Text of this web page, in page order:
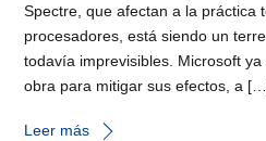
Spectre, que afectan a la práctica
procesadores, está siendo un
todavía imprevisibles. Microsoft
obra para mitigar sus efectos, a
Leer más